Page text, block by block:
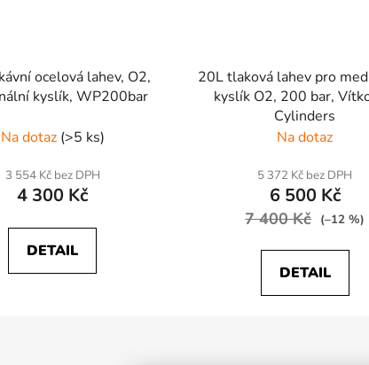
ocelová lahev, O2,
kyslík, WP200bar
Na dotaz (>5 ks)
3 554 Kč bez DPH
4 300 Kč
DETAIL
20L tlaková lahev pro
kyslík O2, 200 bar,
Cylinders
Na dotaz
5 372 Kč bez DPH
6 500 Kč
7 400 Kč (–12 %)
DETAIL